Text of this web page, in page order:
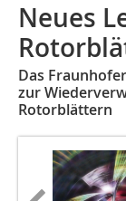
Neues
Das
zur
Rotorblättern